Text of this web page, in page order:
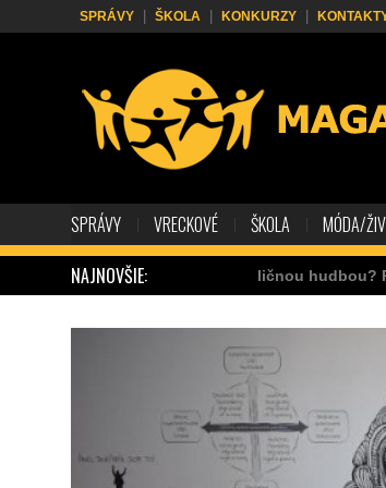
SPRÁVY ŠKOLA KONKURZY
SPRÁVY VRECKOVÉ ŠKOLA MÓDA/
NAJNOVŠIE:
Ako zarábať s pouličnou hudbou? Reportáž s